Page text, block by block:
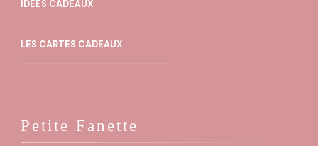
IDÉES CADEAUX
LES CARTES CADEAUX
Petite Fanette